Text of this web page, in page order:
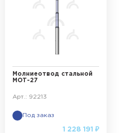
Молниеотвод стальной
МОТ-27
Арт.: 92213
Под заказ
1 228 191 ₽